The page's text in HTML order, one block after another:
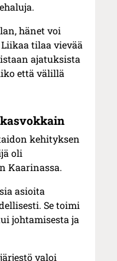
hänet voi
tilaa vievää
ajatuksista
että välillä
kehityksen
oli
Kaarinassa.
asioita
Se toimi
johtamisesta ja
valoi